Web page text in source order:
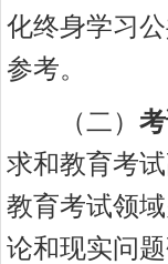
化终身学习
参考。
（二）
求和教育考
教育考试领
论和现实问